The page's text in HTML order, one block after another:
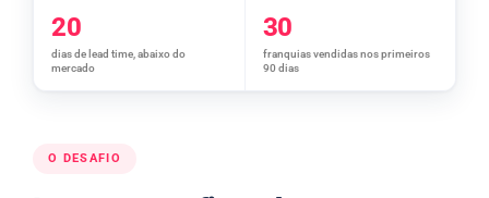
O DESAFIO
20
dias de lead time, abaixo do
mercado
30
franquias vendidas nos primeiros
90 dias